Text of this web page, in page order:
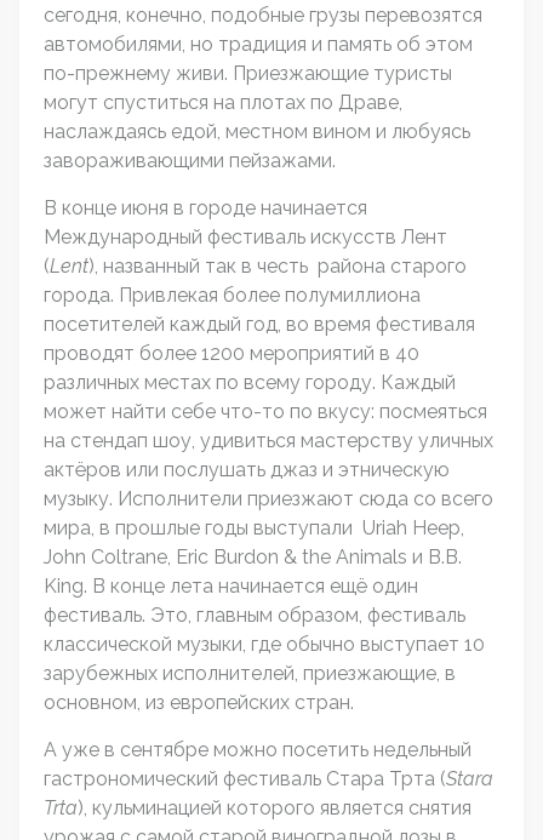
сегодня, конечно, подобные грузы перевозятся
автомобилями, но традиция и память об этом
по-прежнему живи. Приезжающие туристы
могут спуститься на плотах по Драве,
наслаждаясь едой, местном вином и любуясь
завораживающими пейзажами.
В конце июня в городе начинается
Международный фестиваль искусств Лент
(Lent), названный так в честь района старого
города. Привлекая более полумиллиона
посетителей каждый год, во время фестиваля
проводят более 1200 мероприятий в 40
различных местах по всему городу. Каждый
может найти себе что-то по вкусу: посмеяться
на стендап шоу, удивиться мастерству уличных
актёров или послушать джаз и этническую
музыку. Исполнители приезжают сюда со всего
мира, в прошлые годы выступали Uriah Heep,
John Coltrane, Eric Burdon & the Animals и B.B.
King. В конце лета начинается ещё один
фестиваль. Это, главным образом, фестиваль
классической музыки, где обычно выступает 10
зарубежных исполнителей, приезжающие, в
основном, из европейских стран.
А уже в сентябре можно посетить недельный
гастрономический фестиваль Стара Трта (Stara
Trta), кульминацией которого является снятия